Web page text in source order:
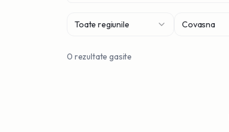
Toate regiunile Covasna
0 rezultate gasite